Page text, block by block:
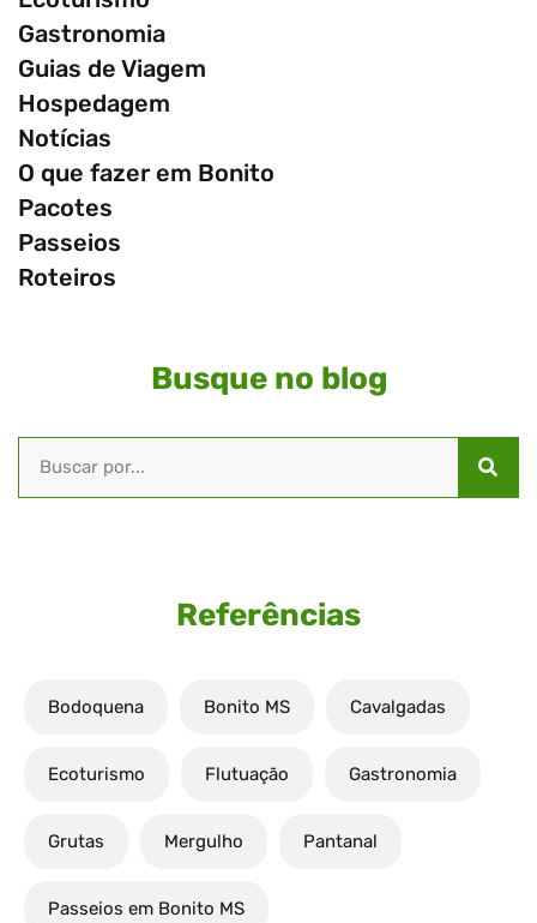
Gastronomia
Guias de Viagem
Hospedagem
Notícias
O que fazer em Bonito
Pacotes
Passeios
Roteiros
Busque no blog
Referências
Bodoquena Bonito MS Cavalgadas
Ecoturismo Flutuação Gastronomia
Grutas Mergulho Pantanal
Passeios em Bonito MS